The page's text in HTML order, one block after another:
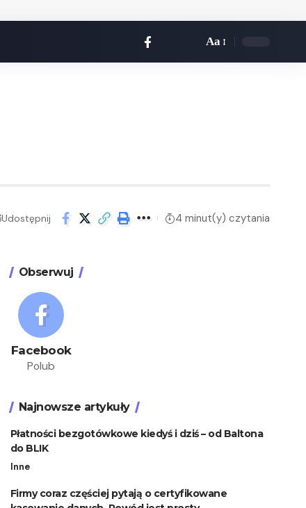
Aa
Udostępnij 4 minut(y) czytania
Obserwuj
Facebook
Polub
Najnowsze artykuły
Płatności bezgotówkowe kiedyś i dziś – od Baltona
do BLIK
Inne
Firmy coraz częściej pytają o certyfikowane